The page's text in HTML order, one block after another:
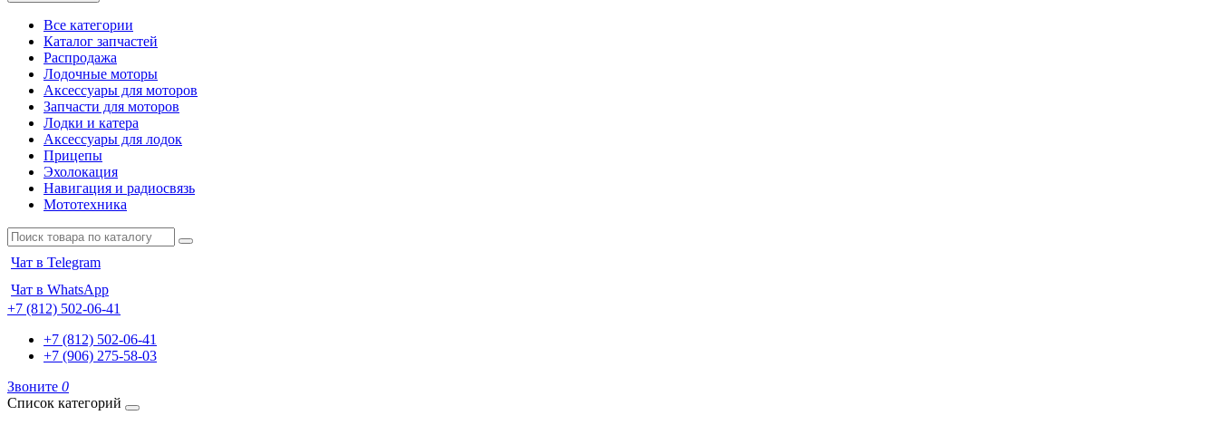
Все категории
Каталог запчастей
Распродажа
Лодочные моторы
Аксессуары для моторов
Запчасти для моторов
Лодки и катера
Аксессуары для лодок
Прицепы
Эхолокация
Навигация и радиосвязь
Мототехника
Чат в Telegram
Чат в WhatsApp
+7 (812) 502-06-41
+7 (812) 502-06-41
+7 (906) 275-58-03
Звоните 0
Список категорий